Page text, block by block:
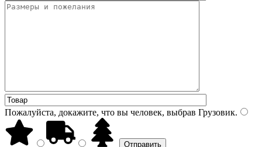
Пожалуйста, докажите, что вы человек, выбрав Грузовик.